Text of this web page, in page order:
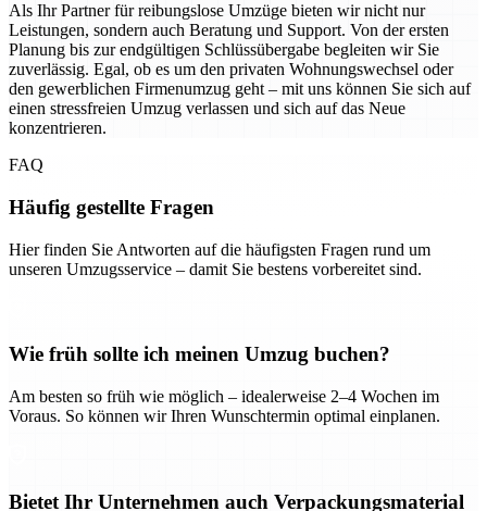
Als Ihr Partner für reibungslose Umzüge bieten wir nicht nur
Leistungen, sondern auch Beratung und Support. Von der ersten
Planung bis zur endgültigen Schlüssübergabe begleiten wir Sie
zuverlässig. Egal, ob es um den privaten Wohnungswechsel oder
den gewerblichen Firmenumzug geht – mit uns können Sie sich auf
einen stressfreien Umzug verlassen und sich auf das Neue
konzentrieren.
FAQ
Häufig gestellte Fragen
Hier finden Sie Antworten auf die häufigsten Fragen rund um
unseren Umzugsservice – damit Sie bestens vorbereitet sind.
Wie früh sollte ich meinen Umzug buchen?
Am besten so früh wie möglich – idealerweise 2–4 Wochen im
Voraus. So können wir Ihren Wunschtermin optimal einplanen.
Bietet Ihr Unternehmen auch Verpackungsmaterial